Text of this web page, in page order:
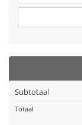
Subtotaal
Totaal